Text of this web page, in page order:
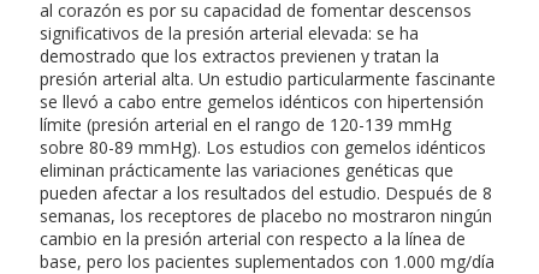
al corazón es por su capacidad de fomentar descensos
significativos de la presión arterial elevada: se ha
demostrado que los extractos previenen y tratan la
presión arterial alta. Un estudio particularmente fascinante
se llevó a cabo entre gemelos idénticos con hipertensión
límite (presión arterial en el rango de 120-139 mmHg
sobre 80-89 mmHg). Los estudios con gemelos idénticos
eliminan prácticamente las variaciones genéticas que
pueden afectar a los resultados del estudio. Después de 8
semanas, los receptores de placebo no mostraron ningún
cambio en la presión arterial con respecto a la línea de
base, pero los pacientes suplementados con 1.000 mg/día